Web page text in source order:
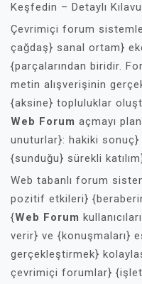
Keşfedin – Detaylı
Çevrimiçi forum
çağdaş} sanal ortam}
{parçalarından biridir.
metin alışverişinin
{aksine} topluluklar
Web Forum açmayı
unuturlar}: hakiki sonuç}
{sunduğu} sürekli
Web tabanlı forum
pozitif etkileri}
{Web Forum
verir} ve {konuşmaları}
gerçekleştirmek}
çevrimiçi forumlar}